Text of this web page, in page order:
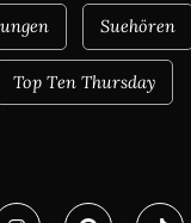
Suehören
Top Ten Thursday